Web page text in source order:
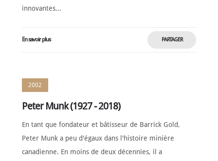
innovantes...
En savoir plus PARTAGER
2002
Peter Munk (1927 - 2018)
En tant que fondateur et bâtisseur de Barrick Gold,
Peter Munk a peu d'égaux dans l'histoire minière
canadienne. En moins de deux décennies, il a